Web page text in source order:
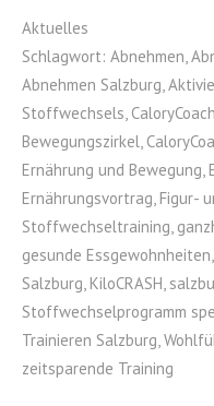
Aktuelles
Schlagwort: Abnehmen,
Abnehmen Salzburg,
Stoffwechsels, CaloryCoach
Bewegungszirkel,
Ernährung und Bewegung,
Ernährungsvortrag, Figur-
Stoffwechseltraining,
gesunde Essgewohnheiten,
Salzburg, KiloCRASH,
Stoffwechselprogramm
Trainieren Salzburg,
zeitsparende Training